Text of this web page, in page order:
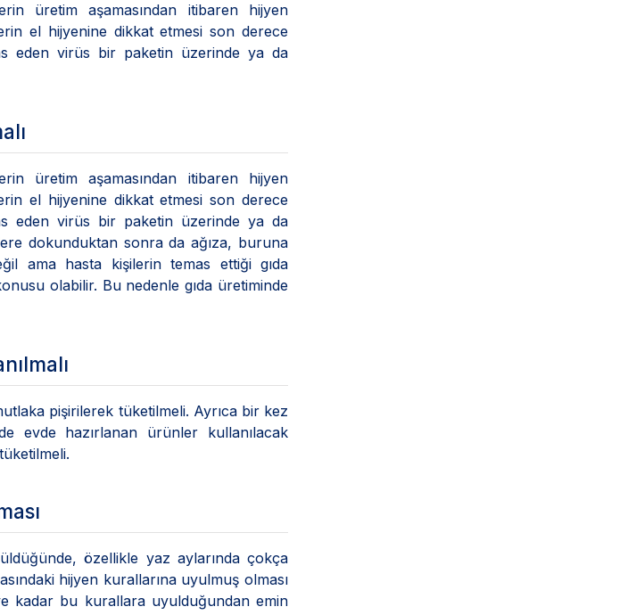
üretim aşamasından itibaren hijyen
el hijyenine dikkat etmesi son derece
eden virüs bir paketin üzerinde ya da
üretim aşamasından itibaren hijyen
el hijyenine dikkat etmesi son derece
eden virüs bir paketin üzerinde ya da
dokunduktan sonra da ağıza, buruna
ama hasta kişilerin temas ettiği gıda
olabilir. Bu nedenle gıda üretiminde
pişirilerek tüketilmeli. Ayrıca bir kez
evde hazırlanan ürünler kullanılacak
özellikle yaz aylarında çokça
hijyen kurallarına uyulmuş olması
kadar bu kurallara uyulduğundan emin